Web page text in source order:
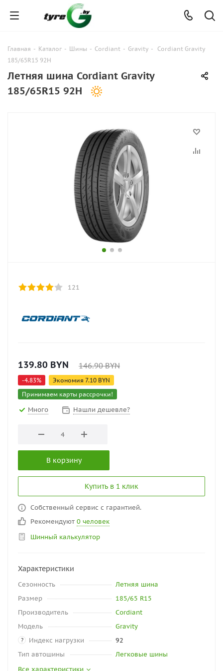
Главная - Каталог - Шины - Cordiant - Gravity -
Cordiant Gravity
185/65R15 92H
Летняя шина Cordiant Gravity
185/65R15 92H
121
139.80 BYN 146.90BYN
-4.83% Экономия 7.10 BYN
Принимаем карты рассрочки!
Много Нашли дешевле?
В корзину
Купить в 1 клик
Собственный сервис с гарантией.
Рекомендуют 0 человек
Шинный калькулятор
Характеристики
Сезонность
Летняя шина
Размер
185/65 R15
Производитель
Cordiant
Модель
Gravity
? Индекс нагрузки
92
Тип автошины
Легковые шины
Все характеристики